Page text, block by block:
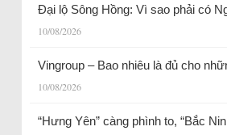
Đại lộ Sông Hồng: Vì sao phải có
10/08/2026
Vingroup – Bao nhiêu là đủ cho
10/08/2026
“Hưng Yên” càng phình to, “Bắc